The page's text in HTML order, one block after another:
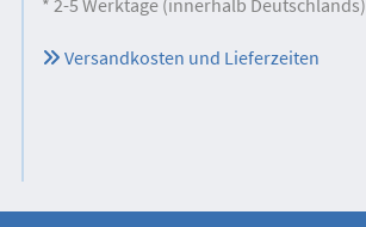
Versandkosten und Lieferzeiten